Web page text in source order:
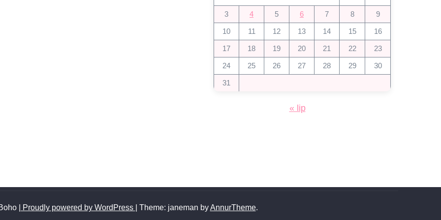
3 4 5 6 7 8 9
10 11 12 13 14 15 16
17 18 19 20 21 22 23
24 25 26 27 28 29 30
31
« lip
| Proudly powered by WordPress Theme: janeman byAnnurTheme.